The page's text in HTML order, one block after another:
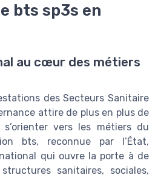
bts sp3s en
au cœur des métiers
des Secteurs Sanitaire
attire de plus en plus de
s’orienter vers les métiers du
bts, reconnue par l’État,
qui ouvre la porte à de
sanitaires, sociales,